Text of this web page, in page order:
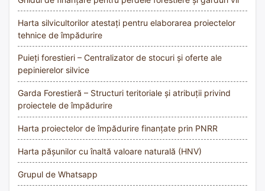
Harta silvicultorilor atestați pentru elaborarea proiectelor
tehnice de împădurire
Puieți forestieri – Centralizator de stocuri și oferte ale
pepinierelor silvice
Garda Forestieră – Structuri teritoriale și atribuții privind
proiectele de împădurire
Harta proiectelor de împădurire finanțate prin PNRR
Harta pășunilor cu înaltă valoare naturală (HNV)
Grupul de Whatsapp